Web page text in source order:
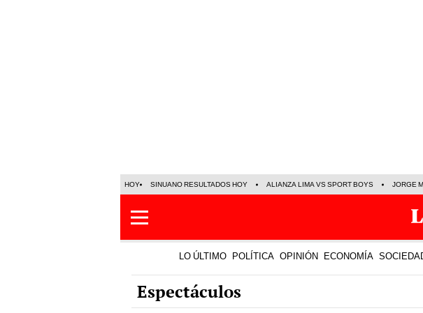
HOY SINUANO RESULTADOS HOY ALIANZA LIMA VS SPORT BOYS JORGE
LO ÚLTIMO POLÍTICA OPINIÓN ECONOMÍA
Espectáculos